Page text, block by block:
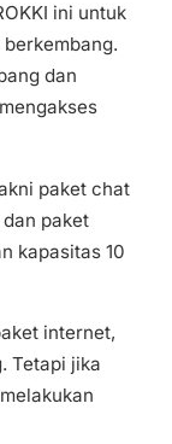
ini untuk
dan
paket chat
paket
kapasitas 10
internet,
Tetapi jika